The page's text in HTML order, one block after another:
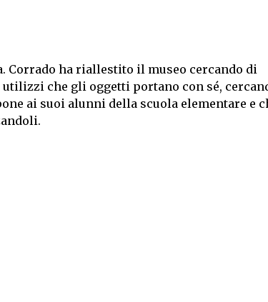
Corrado ha riallestito il museo cercando di
che gli oggetti portano con sé,
ai suoi alunni della scuola elementare e